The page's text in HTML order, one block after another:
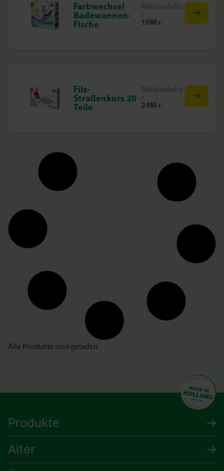
Farbwechsel
Badewannen-
Fische
10M+
Filz-
Straßenkurs 20
Teile
24M+
Alle Produkte sind geladen
Produkte
Alter